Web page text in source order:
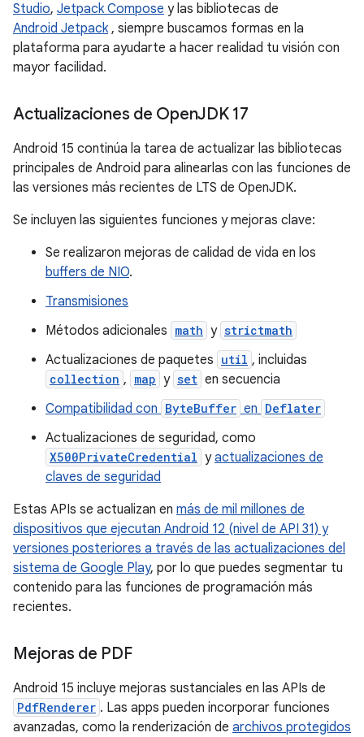
Studio, Jetpack Compose y las bibliotecas de
Android Jetpack, siempre buscamos formas en la
plataforma para ayudarte a hacer realidad tu visión con
mayor facilidad.
Actualizaciones de OpenJDK 17
Android 15 continúa la tarea de actualizar las bibliotecas
principales de Android para alinearlas con las funciones de
las versiones más recientes de LTS de OpenJDK.
Se incluyen las siguientes funciones y mejoras clave:
Se realizaron mejoras de calidad de vida en los
buffers de NIO.
Transmisiones
Métodos adicionales math y strictmath
Actualizaciones de paquetes util , incluidas
collection , map y set en secuencia
Compatibilidad con ByteBuffer en Deflater
Actualizaciones de seguridad, como
X500PrivateCredential yactualizaciones de
claves de seguridad
Estas APIs se actualizan en más de mil millones de
dispositivos que ejecutan Android 12 (nivel de API 31) y
versiones posteriores a través de las actualizaciones del
sistema de Google Play, por lo que puedes segmentar tu
contenido para las funciones de programación más
recientes.
Mejoras de PDF
Android 15 incluye mejoras sustanciales en las APIs de
PdfRenderer . Las apps pueden incorporar funciones
avanzadas, como la renderización de archivos protegidos